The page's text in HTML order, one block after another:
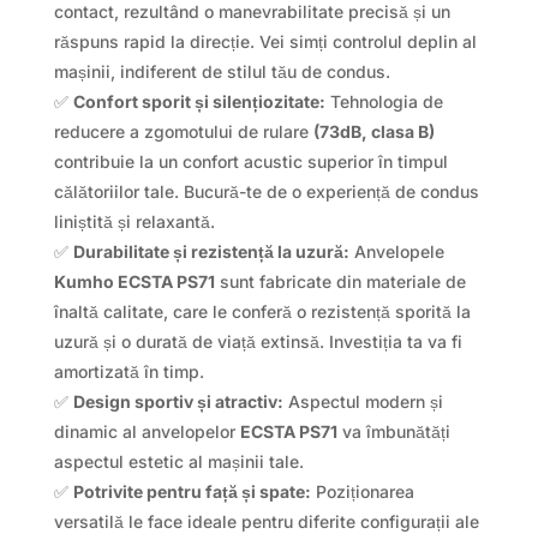
contact, rezultând o manevrabilitate precisă și un
răspuns rapid la direcție. Vei simți controlul deplin al
mașinii, indiferent de stilul tău de condus.
✅ Confort sporit și silențiozitate: Tehnologia de
reducere a zgomotului de rulare (73dB, clasa B)
contribuie la un confort acustic superior în timpul
călătoriilor tale. Bucură-te de o experiență de condus
liniștită și relaxantă.
✅ Durabilitate și rezistență la uzură: Anvelopele
Kumho ECSTA PS71 sunt fabricate din materiale de
înaltă calitate, care le conferă o rezistență sporită la
uzură și o durată de viață extinsă. Investiția ta va fi
amortizată în timp.
✅ Design sportiv și atractiv: Aspectul modern și
dinamic al anvelopelor ECSTA PS71 va îmbunătăți
aspectul estetic al mașinii tale.
✅ Potrivite pentru față și spate: Poziționarea
versatilă le face ideale pentru diferite configurații ale